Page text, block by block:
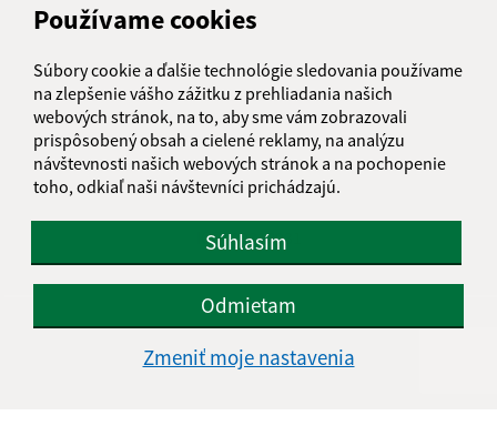
Používame cookies
Súbory cookie a ďalšie technológie sledovania používame
na zlepšenie vášho zážitku z prehliadania našich
webových stránok, na to, aby sme vám zobrazovali
prispôsobený obsah a cielené reklamy, na analýzu
návštevnosti našich webových stránok a na pochopenie
toho, odkiaľ naši návštevníci prichádzajú.
Súhlasím
Odmietam
Zmeniť moje nastavenia
Kontakt:
Obecný úrad Nová Bašta
Nová Bašta 54
980 34 Nová Bašta
nova.basta@gmail.com
+421 47 56 91 111
IČO: 00318931